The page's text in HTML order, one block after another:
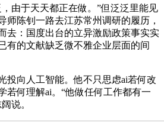
于天天都正在做。”但泛泛里能见
师陈钊一路去江苏常州调研的履历，
去：国度出台的立异激励政策事实实
有的文献缺乏微不雅企业层面的间
向人工智能。他不只思虑ai若何改
若何理解ai。“他做任何工作都有一
说。